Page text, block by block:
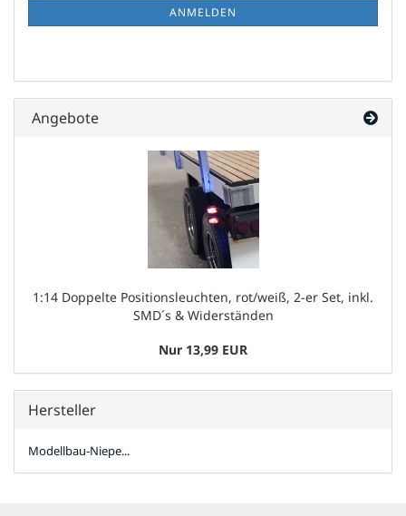
ANMELDEN
Angebote
1:14 Doppelte Positionsleuchten, rot/weiß, 2-er Set, inkl.
SMD´s & Widerständen
Nur 13,99 EUR
Hersteller
Modellbau-Niepe...